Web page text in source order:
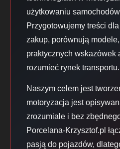
użytkowaniu
Przygotowujemy treści
zakup, porównują
praktycznych wskazówek
rozumieć rynek transportu.
Naszym celem jest
motoryzacja jest
zrozumiale i bez
Porcelana-Krzysztof.pl
pasją do pojazdów,